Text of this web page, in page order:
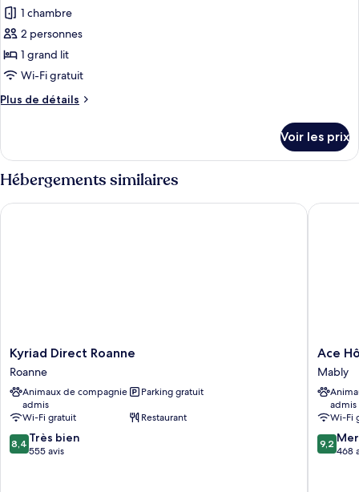
vue
jardin
pour
ce
type
de
chambre :
Chambre
balcon,
vue
jardin
1 chambre
2 personnes
1 grand lit
Wi-Fi gratuit
Plus de détails
Plus
le
type
de
chambre
Chambre
Voir les prix
Hébergements similaires
Kyriad
Direct
Roanne
Roanne
Kyriad Direct Roanne
Roanne
Animaux de compagnie
admis
Parking gratuit
Wi-Fi gratuit
Restaurant
8.4
sur
8,4 Très bien
555 avis
Kyriad Direct Roanne
Ace
Hôtel
Roanne-
Mably
Mably
Ace
Mably
admis
Wi-Fi
9.2
sur
9,2
468
Ace